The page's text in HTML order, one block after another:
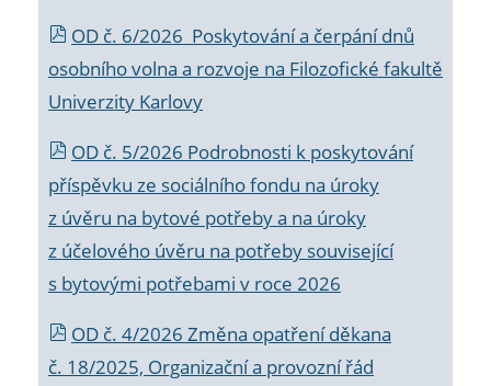
OD č. 6/2026 Poskytování a čerpání dnů
osobního volna a rozvoje na Filozofické fakultě
Univerzity Karlovy
OD č. 5/2026 Podrobnosti k poskytování
příspěvku ze sociálního fondu na úroky
z úvěru na bytové potřeby a na úroky
z účelového úvěru na potřeby související
s bytovými potřebami v roce 2026
OD č. 4/2026 Změna opatření děkana
č. 18/2025, Organizační a provozní řád